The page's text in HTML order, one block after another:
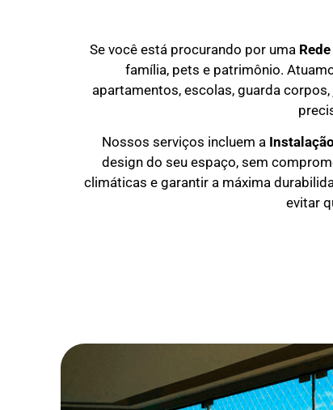
Se você está procurando por uma
família, pets e patrimônio.
apartamentos, escolas, guarda
Nossos serviços incluem a
design do seu espaço, sem
climáticas e garantir a máxima
evitar